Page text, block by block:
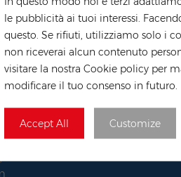
le pubblicità ai tuoi interessi.
questo. Se rifiuti, utilizziamo solo i
non riceverai alcun contenuto
visitare la nostra Cookie policy per
modificare il tuo consenso in futuro.
Accept All Customize